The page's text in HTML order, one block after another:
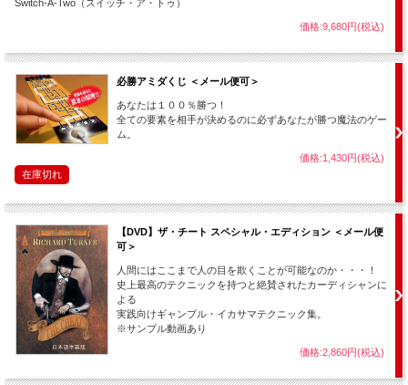
難易度（メーカー基準）：★★☆☆☆
ば解けないパズル、ズル賢いとしか言いようがない詐術など、昔からバーで
行われてきた“ひっかけネタ”を総称してバーベットと言います。
でもバーとか行かないし、使う機会がないよ・・・と思った方、第２巻では
パーティなど複数の人たちを相手に見せることができる選りすぐりのパズル
友人同士が集まるような場なら、どんなシチュエーションでも使えるものば
かり。
発想の転換が必要なネタが勢ぞろい！
その全てが今まで様々なパーティーで実際に行われ、多くの人たちをだまし
てきたものばかりです。
そのノウハウの全てがここにつまっています！
例えば、１ドル札を観客の目の前で５ドルに変える方法、薄いお札の縁にコ
インを乗せる方法、気づかれることなく相手の顔に落書きする方法、小さな
穴に大きなコインを通す方法、コインの年号をズバリ当てる方法、鉛筆でど
んな色でも出す方法、柔らかいお札で鉛筆を折る方法、１本のタバコを切る
ことなく結ぶ方法、サイコロの目を見ずに当てる方法など。
Switch-A-Two（スイッチ・ア・トゥ）
価格:9,680円(税込)
必勝アミダくじ ＜メール便可＞
あなたは１００％勝つ！
全ての要素を相手が決めるのに必ずあなたが勝つ魔法のゲー
ム。
価格:1,430円(税込)
在庫切れ
【DVD】ザ・チート スペシャル・エディション ＜メール便
可＞
人間にはここまで人の目を欺くことが可能なのか・・・！
史上最高のテクニックを持つと絶賛されたカーディシャンに
よる
実践向けギャンブル・イカサマテクニック集。
※サンプル動画あり
価格:2,860円(税込)